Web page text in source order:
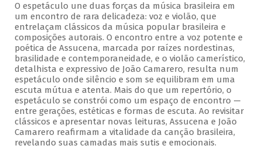
O espetáculo une duas forças da música brasileira em
um encontro de rara delicadeza: voz e violão, que
entrelaçam clássicos da música popular brasileira e
composições autorais. O encontro entre a voz potente e
poética de Assucena, marcada por raízes nordestinas,
brasilidade e contemporaneidade, e o violão camerístico,
detalhista e expressivo de João Camarero, resulta num
espetáculo onde silêncio e som se equilibram em uma
escuta mútua e atenta. Mais do que um repertório, o
espetáculo se constrói como um espaço de encontro —
entre gerações, estéticas e formas de escuta. Ao revisitar
clássicos e apresentar novas leituras, Assucena e João
Camarero reafirmam a vitalidade da canção brasileira,
revelando suas camadas mais sutis e emocionais.